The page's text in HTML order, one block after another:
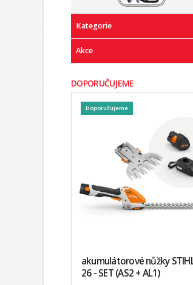
Kategorie
Akce
DOPORUČUJEME
Doporučujeme
akumulátorové nůžky
26 - SET (AS2 + AL1)